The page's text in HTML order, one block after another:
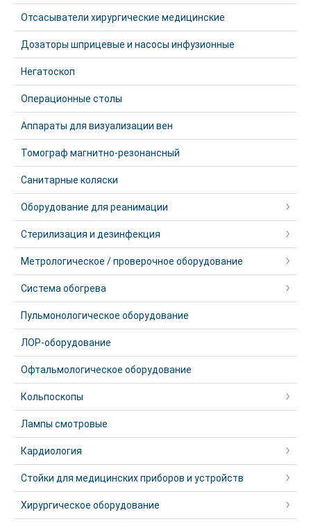
Отсасыватели хирургические медицинские
Дозаторы шприцевые и насосы инфузионные
Негатоскоп
Операционные столы
Аппараты для визуализации вен
Томограф магнитно-резонансный
Санитарные коляски
Оборудование для реанимации
Стерилизация и дезинфекция
Метрологическое / проверочное оборудование
Система обогрева
Пульмонологическое оборудование
ЛОР-оборудование
Офтальмологическое оборудование
Кольпоскопы
Лампы смотровые
Кардиология
Стойки для медицинских приборов и устройств
Хирургическое оборудование